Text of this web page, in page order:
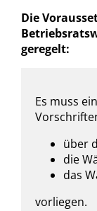
Die
geregelt:
Es muss
über
die
das
vorliegen.